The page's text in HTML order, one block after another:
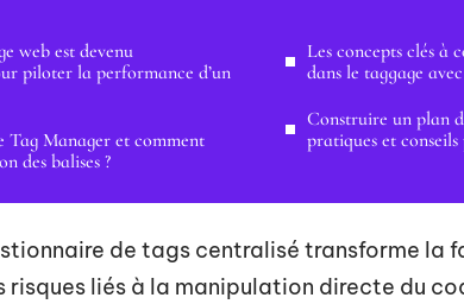
web est devenu
piloter la performance d’un
Tag Manager et comment
des balises ?
Les concepts clés à
dans le taggage
Construire un plan
pratiques et
de tags centralisé transforme la
risques liés à la manipulation directe du